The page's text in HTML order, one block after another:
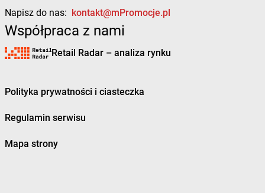
Napisz do nas: kontakt@mPromocje.pl
Współpraca z nami
Retail Radar – analiza rynku
Polityka prywatności i ciasteczka
Regulamin serwisu
Mapa strony